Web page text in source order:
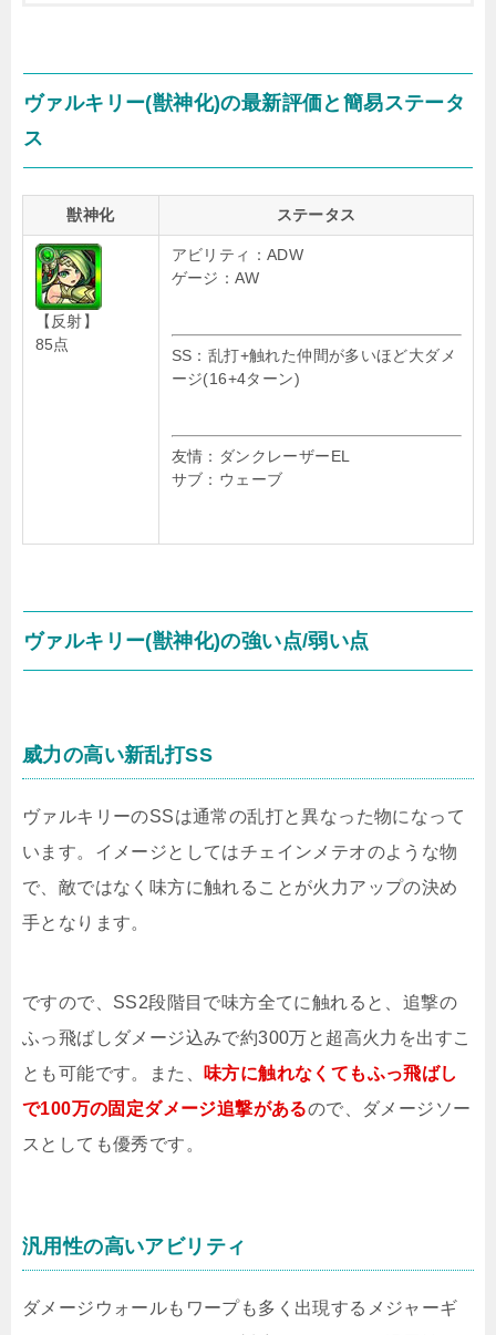
ヴァルキリー(獣神化)の最新評価と簡易ステータ
ス
獣神化 ステータス
【反射】
85点
アビリティ：ADW
ゲージ：AW
SS：乱打+触れた仲間が多いほど大ダメ
ージ(16+4ターン)
友情：ダンクレーザーEL
サブ：ウェーブ
ヴァルキリー(獣神化)の強い点/弱い点
威力の高い新乱打SS
ヴァルキリーのSSは通常の乱打と異なった物になって
います。イメージとしてはチェインメテオのような物
で、敵ではなく味方に触れることが火力アップの決め
手となります。
ですので、SS2段階目で味方全てに触れると、追撃の
ふっ飛ばしダメージ込みで約300万と超高火力を出すこ
とも可能です。また、
味方に触れなくてもふっ飛ばし
で100万の固定ダメージ追撃があるので、ダメージソー
スとしても優秀です。
汎用性の高いアビリティ
ダメージウォールもワープも多く出現するメジャーギ